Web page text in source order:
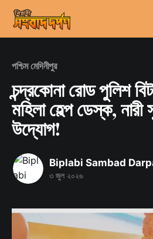
পশ্চিম মেদিনীপুর
চন্দ্রকোনা রোড পুলিশ
মহিলা হেল্প ডেস্ক,
উদ্যোগ!
Biplabi Sambad
৩ জুল ২০২৬